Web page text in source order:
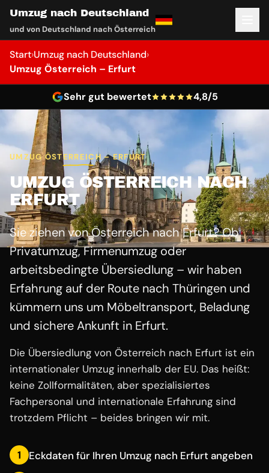
Umzug nach Deutschland
und von Deutschland nach Österreich
Start›Umzug nach Deutschland›
Umzug Österreich – Erfurt
Sehr gut bewertet 4,8/5
UMZUG ÖSTERREICH – ERFURT
UMZUG ÖSTERREICH NACH
ERFURT
Sie ziehen von Österreich nach Erfurt? Ob
Privatumzug, Firmenumzug oder
arbeitsbedingte Übersiedlung – wir haben
Erfahrung auf der Route nach Thüringen und
kümmern uns um Möbeltransport, Beladung
und sichere Ankunft in Erfurt.
Die Übersiedlung von Österreich nach Erfurt ist ein
internationaler Umzug innerhalb der EU. Das heißt:
keine Zollformalitäten, aber spezialisiertes
Fachpersonal und internationale Erfahrung sind
trotzdem Pflicht – beides bringen wir mit.
1
Eckdaten für Ihren Umzug nach Erfurt angeben